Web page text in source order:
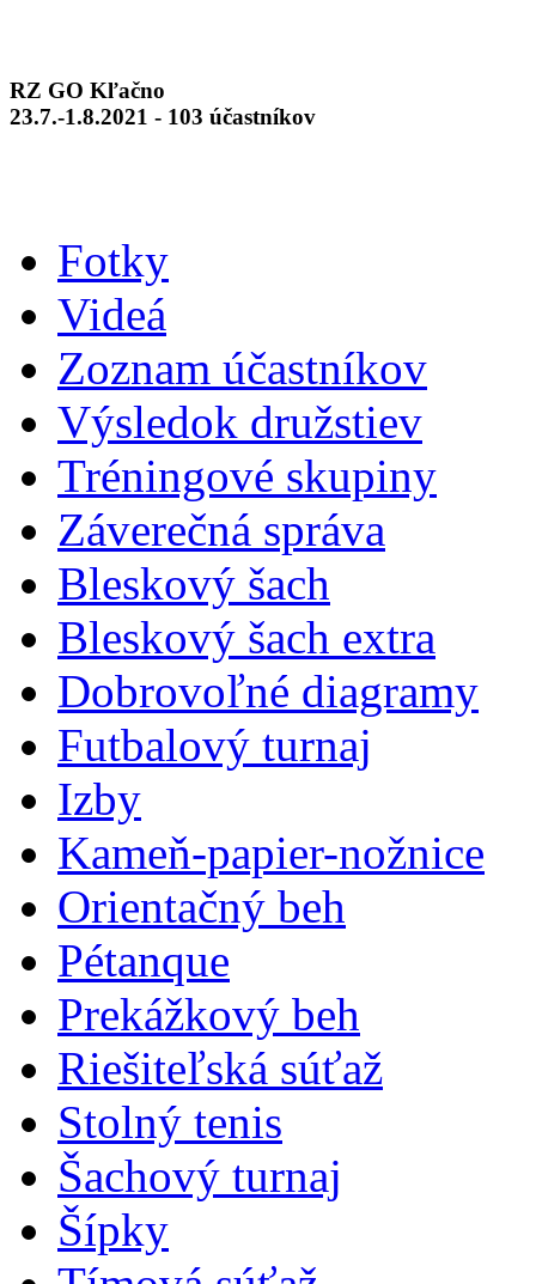
RZ GO Kľačno
23.7.-1.8.2021 - 103 účastníkov
Fotky
Videá
Zoznam účastníkov
Výsledok družstiev
Tréningové skupiny
Záverečná správa
Bleskový šach
Bleskový šach extra
Dobrovoľné diagramy
Futbalový turnaj
Izby
Kameň-papier-nožnice
Orientačný beh
Pétanque
Prekážkový beh
Riešiteľská súťaž
Stolný tenis
Šachový turnaj
Šípky